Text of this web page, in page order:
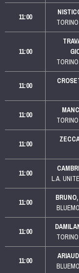
11:00
11:00
11:00
11:00
11:00
11:00
L.A.
11:00
11:00
11:00